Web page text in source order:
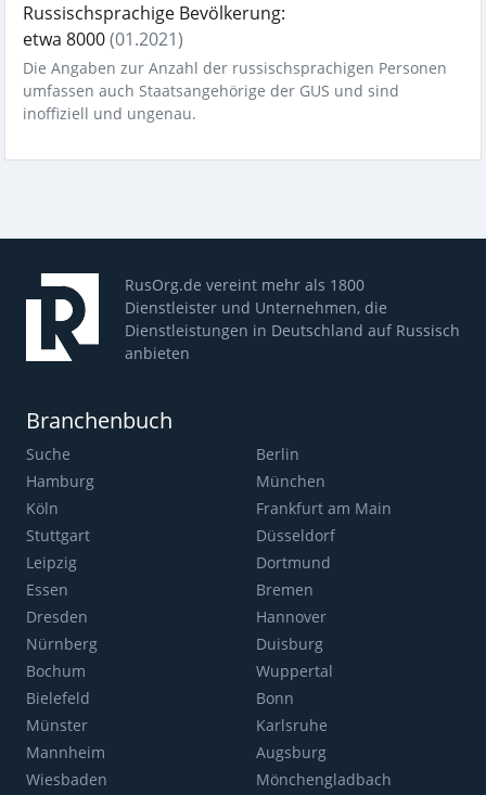
Russischsprachige Bevölkerung:
etwa 8000(01.2021)
Die Angaben zur Anzahl der russischsprachigen Personen
umfassen auch Staatsangehörige der GUS und sind
inoffiziell und ungenau.
RusOrg.de vereint mehr als 1800
Dienstleister und Unternehmen, die
Dienstleistungen in Deutschland auf Russisch
anbieten
Branchenbuch
Suche
Berlin
Hamburg
München
Köln
Frankfurt am Main
Stuttgart
Düsseldorf
Leipzig
Dortmund
Essen
Bremen
Dresden
Hannover
Nürnberg
Duisburg
Bochum
Wuppertal
Bielefeld
Bonn
Münster
Karlsruhe
Mannheim
Augsburg
Wiesbaden
Mönchengladbach